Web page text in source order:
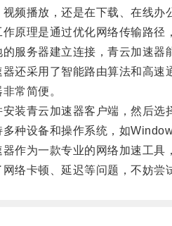
播放，还是在下载、在线办
理是通过优化网络传输路径
务器建立连接，青云加速器
采用了智能路由算法和高速
常简便。
青云加速器客户端，然后选
设备和操作系统，如
为一款专业的网络加速工具
卡顿、延迟等问题，不妨尝